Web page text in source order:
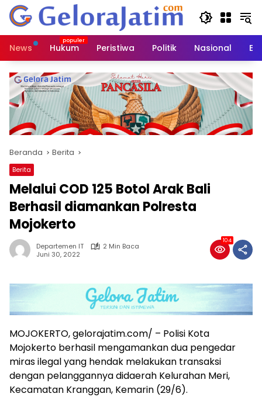
Langsung
konten
News
Hukum Peristiwa Politik Nasional
Beranda Berita
Berita
Melalui COD 125 Botol Arak Bali
Berhasil diamankan Polresta
Mojokerto
Departemen IT
2 Min Baca
Juni 30, 2022
104
MOJOKERTO, gelorajatim.com/ – Polisi Kota
Mojokerto berhasil mengamankan dua pengedar
miras ilegal yang hendak melakukan transaksi
dengan pelanggannya didaerah Kelurahan Meri,
Kecamatan Kranggan, Kemarin (29/6).